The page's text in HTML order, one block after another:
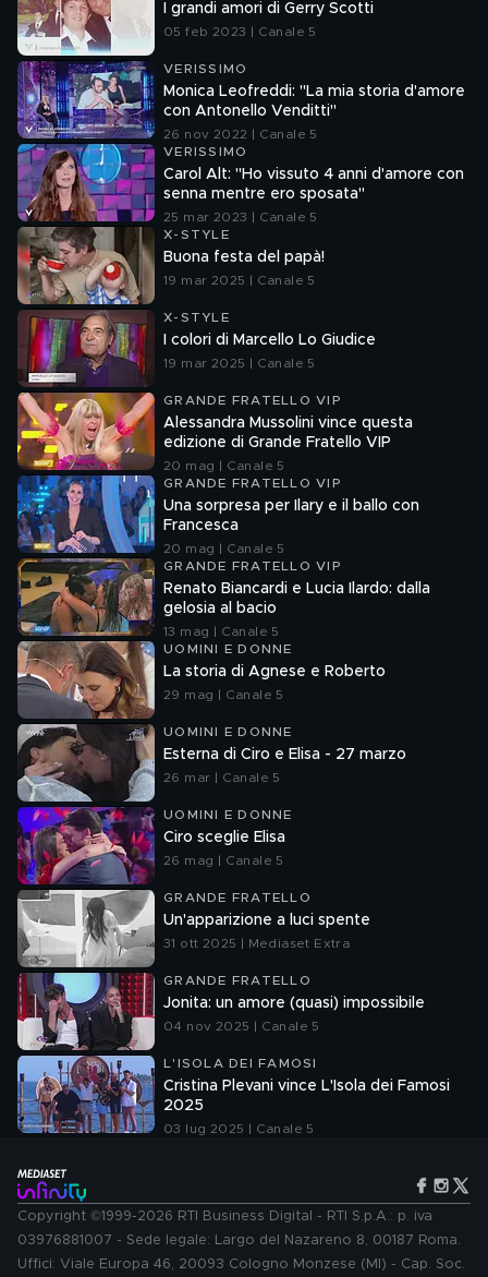
I grandi amori di Gerry Scotti
05 feb 2023 | Canale 5
VERISSIMO
Monica Leofreddi: "La mia storia d'amore
con Antonello Venditti"
26 nov 2022 | Canale 5
VERISSIMO
Carol Alt: "Ho vissuto 4 anni d'amore con
senna mentre ero sposata"
25 mar 2023 | Canale 5
X-STYLE
Buona festa del papà!
19 mar 2025 | Canale 5
X-STYLE
I colori di Marcello Lo Giudice
19 mar 2025 | Canale 5
GRANDE FRATELLO VIP
Alessandra Mussolini vince questa
edizione di Grande Fratello VIP
20 mag | Canale 5
GRANDE FRATELLO VIP
Una sorpresa per Ilary e il ballo con
Francesca
20 mag | Canale 5
GRANDE FRATELLO VIP
Renato Biancardi e Lucia Ilardo: dalla
gelosia al bacio
13 mag | Canale 5
UOMINI E DONNE
La storia di Agnese e Roberto
29 mag | Canale 5
UOMINI E DONNE
Esterna di Ciro e Elisa - 27 marzo
26 mar | Canale 5
UOMINI E DONNE
Ciro sceglie Elisa
26 mag | Canale 5
GRANDE FRATELLO
Un'apparizione a luci spente
31 ott 2025 | Mediaset Extra
GRANDE FRATELLO
Jonita: un amore (quasi) impossibile
04 nov 2025 | Canale 5
L'ISOLA DEI FAMOSI
Cristina Plevani vince L'Isola dei Famosi
2025
03 lug 2025 | Canale 5
Copyright ©1999-2026 RTI Business Digital - RTI S.p.A.: p. iva
03976881007 - Sede legale: Largo del Nazareno 8, 00187 Roma.
Uffici: Viale Europa 46, 20093 Cologno Monzese (MI) - Cap. Soc.